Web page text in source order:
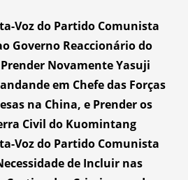
Voz do Partido Comunista
Governo Reaccionário do
Novamente Yasuji
em Chefe das Forças
na China, e Prender os
Civil do Kuomintang
Voz do Partido Comunista
de Incluir nas